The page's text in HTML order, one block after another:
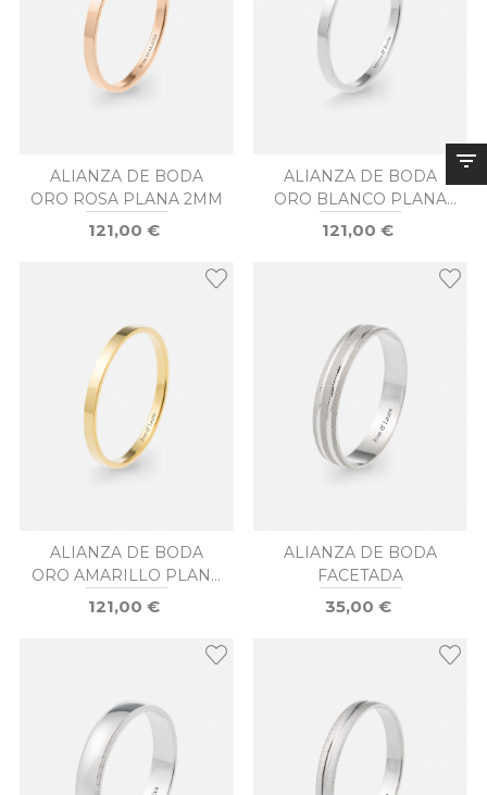
ALIANZA DE BODA
ORO ROSA PLANA 2MM
121,00 €
ALIANZA DE BODA
ORO BLANCO PLANA
2MM
121,00 €
ALIANZA DE BODA
ORO AMARILLO PLANA
2MM
121,00 €
ALIANZA DE BODA
FACETADA
35,00 €